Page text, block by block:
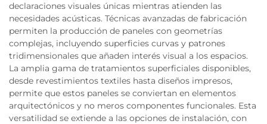
declaraciones visuales únicas mientras atienden las
necesidades acústicas. Técnicas avanzadas de fabricación
permiten la producción de paneles con geometrías
complejas, incluyendo superficies curvas y patrones
tridimensionales que añaden interés visual a los espacios.
La amplia gama de tratamientos superficiales disponibles,
desde revestimientos textiles hasta diseños impresos,
permite que estos paneles se conviertan en elementos
arquitectónicos y no meros componentes funcionales. Esta
versatilidad se extiende a las opciones de instalación, con